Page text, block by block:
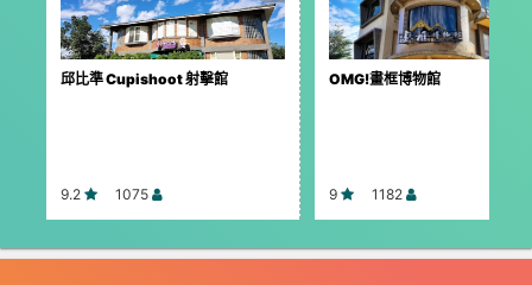
邱比準 Cupishoot 射擊館
9.2 1075
OMG!畫框博物館
9 1182